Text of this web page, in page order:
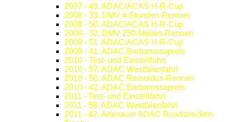
2007 - 49. ADAC/ACAS H-R-Cup
2008 - 33. DMV 4-Stunden-Rennen
2008 - 50. ADAC/ACAS H-R-Cup
2008 - 32. DMV 250-Meilen-Rennen
2009 - 51. ADAC/ACAS H-R-Cup
2009 - 41. ADAC Barbarossapreis
2010 - Test- und Einstellfahrt
2010 - 57. ADAC Westfalenfahrt
2010 - 50. ADAC Reinoldus-Rennen
2010 - 42. ADAC Barbarossapreis
2011 - Test- und Einstellfahrt
2011 - 58. ADAC Westfalenfahrt
2011 - 42. Adenauer ADAC Rundstrecken-